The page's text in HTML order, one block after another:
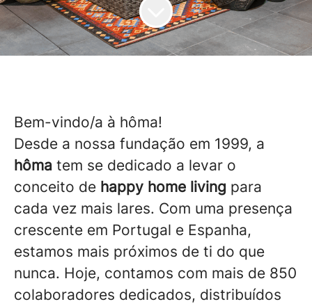
Bem-vindo/a à hôma!
Desde a nossa fundação em 1999, a
hôma tem se dedicado a levar o
conceito de happy home living para
cada vez mais lares. Com uma presença
crescente em Portugal e Espanha,
estamos mais próximos de ti do que
nunca. Hoje, contamos com mais de 850
colaboradores dedicados, distribuídos